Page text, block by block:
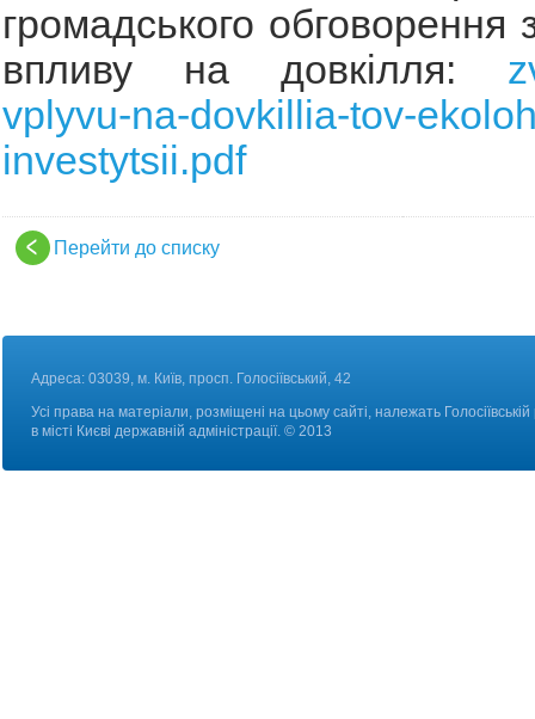
громадського обговорення
впливу на довкілля:
vplyvu-na-dovkillia-tov-
investytsii.pdf
Перейти до списку
Адреса: 03039, м. Київ, просп. Голосіївський, 42
Усі права на матеріали, розміщені на цьому сайті, належать
в місті Києві державній адміністрації. © 2013